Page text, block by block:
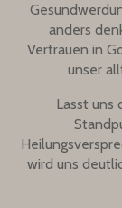
anders
Vertrauen in
unser
Lasst uns
wird uns